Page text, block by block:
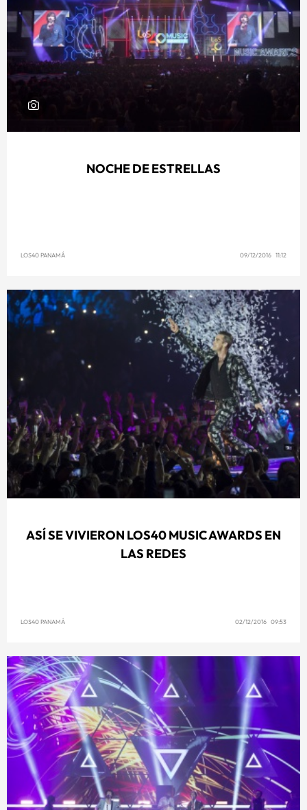
NOCHE DE ESTRELLAS
LOS40 PANAMÁ 09/12/2016 11:12
ASÍ SE VIVIERON LOS40 MUSIC AWARDS EN
LAS REDES
LOS40 PANAMÁ 02/12/2016 09:53